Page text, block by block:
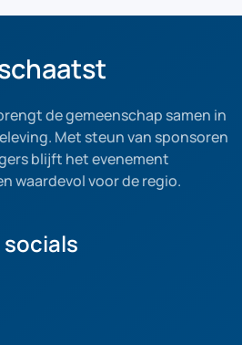
de gemeenschap samen in
Met steun van sponsoren
blijft het evenement
waardevol voor de regio.
socials